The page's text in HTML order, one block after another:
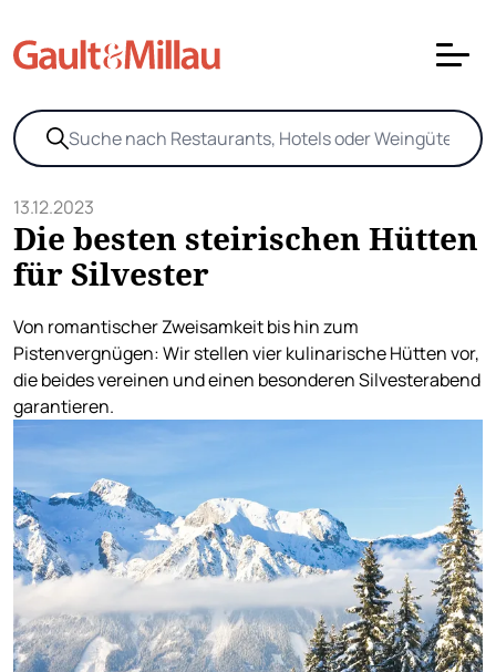
13.12.2023
Die besten steirischen Hütten
für Silvester
Von romantischer Zweisamkeit bis hin zum
Pistenvergnügen: Wir stellen vier kulinarische Hütten vor,
die beides vereinen und einen besonderen Silvesterabend
garantieren.